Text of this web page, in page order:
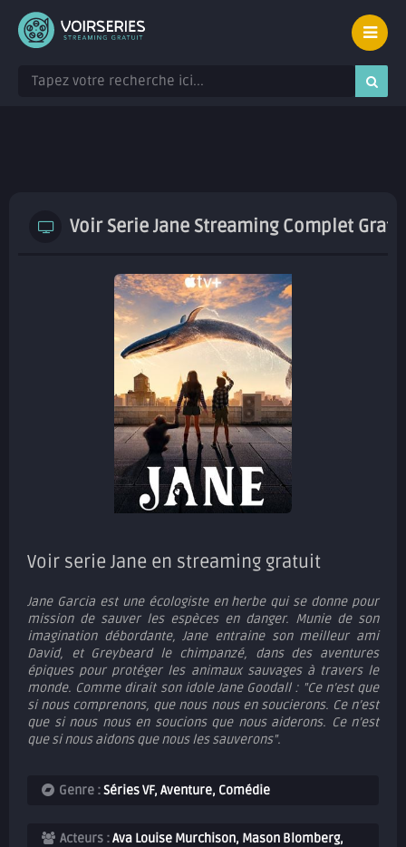
Voir Serie Jane Streaming Complet
Voir serie Jane en streaming gratuit
Jane Garcia est une écologiste en herbe qui se donne pour
mission de sauver les espèces en danger. Munie de son
imagination débordante, Jane entraine son meilleur ami
David, et Greybeard le chimpanzé, dans des aventures
épiques pour protéger les animaux sauvages à travers le
monde. Comme dirait son idole Jane Goodall : "Ce n’est que
si nous comprenons, que nous nous en soucierons. Ce n’est
que si nous nous en soucions que nous aiderons. Ce n’est
que si nous aidons que nous les sauverons".
Genre :Séries VF, Aventure, Comédie
Acteurs :Ava Louise Murchison, Mason Blomberg,